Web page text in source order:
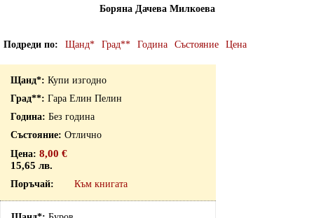
Боряна Дачева Милкоева
Подреди по Щанд* Град** Година Състояние Цена
Купи изгодно
Гара Елин Пелин
Без година
Отлично
8,00 €
15,65 лв.
Към книгата